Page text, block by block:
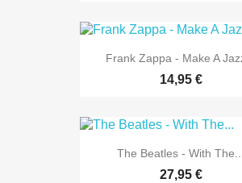
Frank Zappa - Make A
14,95 €
The Beatles - With
27,95 €